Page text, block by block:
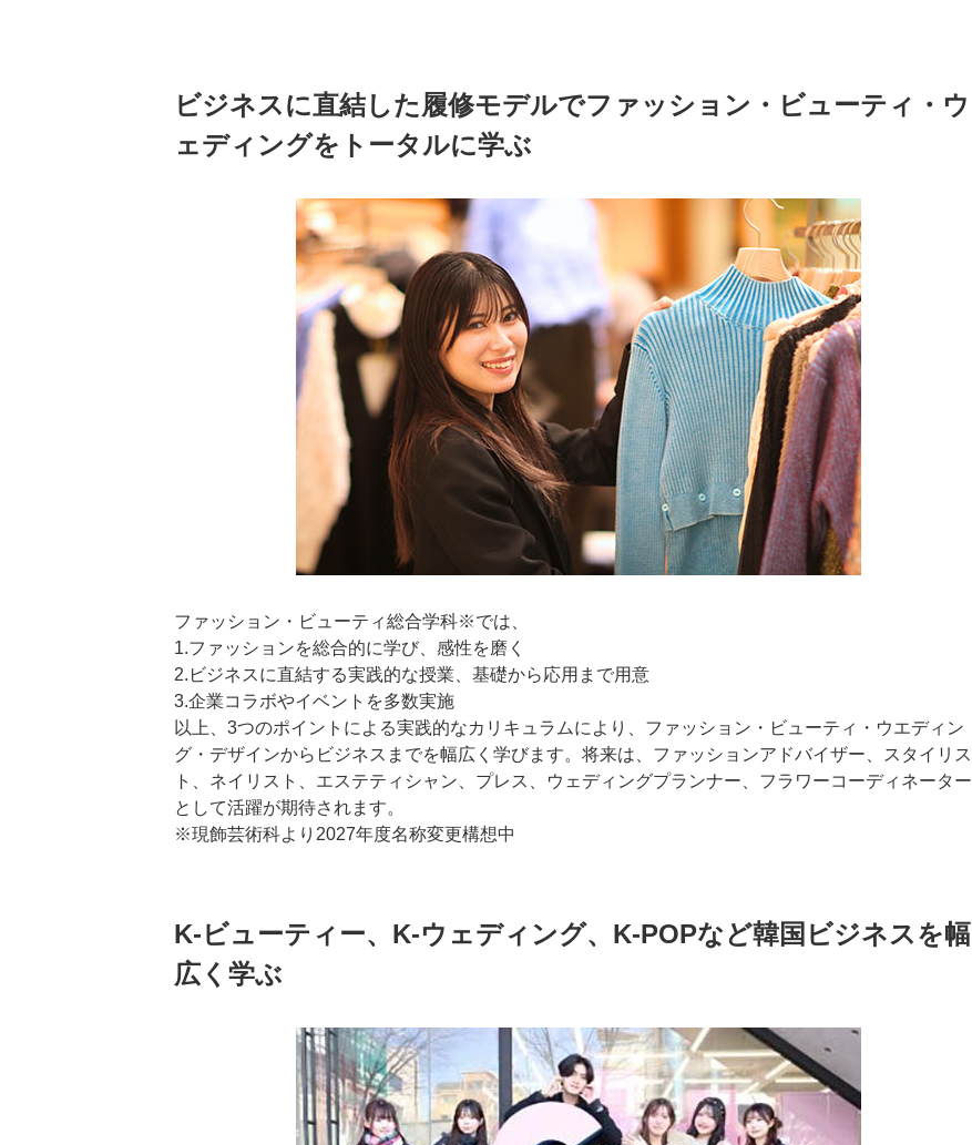
ビジネスに直結した履修モデルでファッション・ビューティ・ウ
ェディングをトータルに学ぶ
ファッション・ビューティ総合学科※では、
1.ファッションを総合的に学び、感性を磨く
2.ビジネスに直結する実践的な授業、基礎から応用まで用意
3.企業コラボやイベントを多数実施
以上、3つのポイントによる実践的なカリキュラムにより、ファッション・ビューティ・ウエディン
グ・デザインからビジネスまでを幅広く学びます。将来は、ファッションアドバイザー、スタイリス
ト、ネイリスト、エステティシャン、プレス、ウェディングプランナー、フラワーコーディネーター
として活躍が期待されます。
※現飾芸術科より2027年度名称変更構想中
K-ビューティー、K-ウェディング、K-POPなど韓国ビジネスを幅
広く学ぶ